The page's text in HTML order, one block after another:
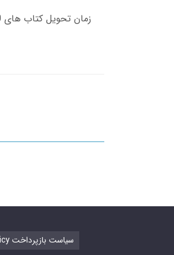
Refund Policy سیاست بازپرداخت